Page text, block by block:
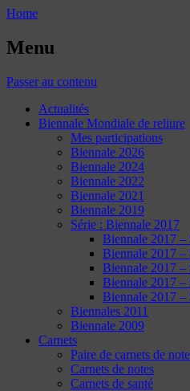
Home
Menu
Passer au contenu
Actualités
Biennale Mondiale de reliure
Mes participations
Biennale 2026
Biennale 2024
Biennale 2022
Biennale 2021
Biennale 2019
Série : Biennale 2017
Biennale 2017 –
Biennale 2017 –
Biennale 2017 –
Biennale 2017 –
Biennale 2017 –
Biennales 2011
Biennale 2009
Carnets
Paire de carnets de
Carnets de notes
Carnets de santé